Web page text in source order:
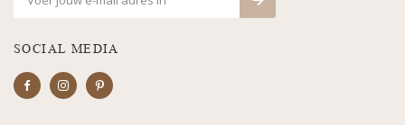
SOCIAL MEDIA